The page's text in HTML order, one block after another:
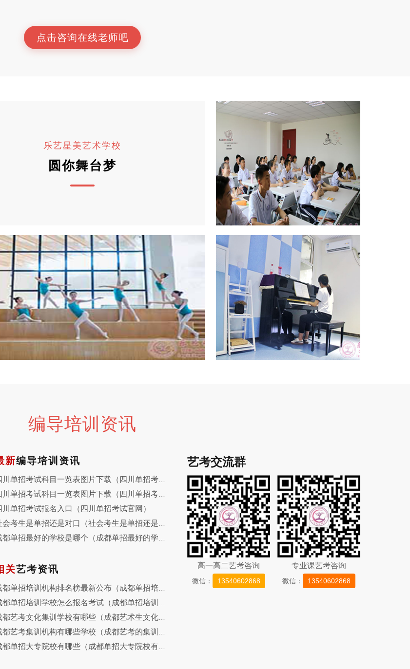
点击咨询在线老师吧
乐艺星美艺术学校
圆你舞台梦
编导培训资讯
新编导培训资讯
川单招考试报名入口（四川单招考试官网）
关艺考资讯
艺考交流群
高一高二艺考咨询
微信： 13540602868
专业课艺考咨询
微信： 13540602868